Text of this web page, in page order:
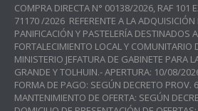
COMPRA DIRECTA N° 00138/2026, RAF 101
71170 /2026 REFERENTE A LA
PANIFICACIÓN Y PASTELERÍA DESTINADOS
FORTALECIMIENTO LOCAL Y COMUNITARIO
MINISTERIO JEFATURA DE GABINETE PARA
GRANDE Y TOLHUIN.- APERTURA: 10/08/
FORMA DE PAGO: SEGÚN DECRETO PROV.
MANTENIMIENTO DE OFERTA: SEGÚN